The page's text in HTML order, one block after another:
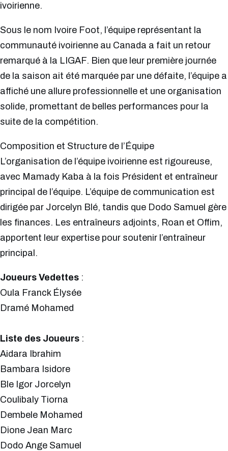
ivoirienne.
Sous le nom Ivoire Foot, l’équipe représentant la
communauté ivoirienne au Canada a fait un retour
remarqué à la LIGAF. Bien que leur première journée
de la saison ait été marquée par une défaite, l’équipe a
affiché une allure professionnelle et une organisation
solide, promettant de belles performances pour la
suite de la compétition.
Composition et Structure de l’Équipe
L’organisation de l’équipe ivoirienne est rigoureuse,
avec Mamady Kaba à la fois Président et entraîneur
principal de l’équipe. L’équipe de communication est
dirigée par Jorcelyn Blé, tandis que Dodo Samuel gère
les finances. Les entraîneurs adjoints, Roan et Offim,
apportent leur expertise pour soutenir l’entraîneur
principal.
Joueurs Vedettes :
Oula Franck Élysée
Dramé Mohamed
Liste des Joueurs :
Aidara Ibrahim
Bambara Isidore
Ble Igor Jorcelyn
Coulibaly Tiorna
Dembele Mohamed
Dione Jean Marc
Dodo Ange Samuel